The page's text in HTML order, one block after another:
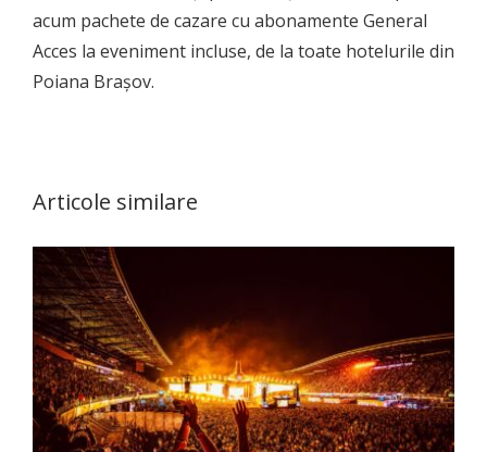
acum pachete de cazare cu abonamente General
Acces la eveniment incluse, de la toate hotelurile din
Poiana Brașov.
Articole similare